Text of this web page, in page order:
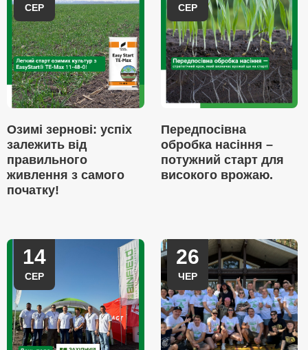
СЕР
Озимі зернові: успіх
залежить від
правильного
живлення з самого
початку!
СЕР
Передпосівна
обробка насіння –
потужний старт для
високого врожаю.
14
СЕР
26
ЧЕР